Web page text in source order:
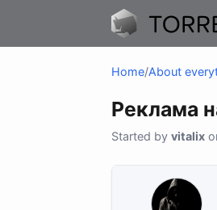
Home/About
Реклама
Started by vitalix